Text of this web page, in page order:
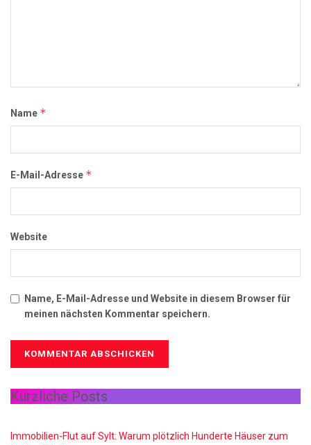
Name *
E-Mail-Adresse *
Website
Name, E-Mail-Adresse und Website in diesem Browser für
meinen nächsten Kommentar speichern.
Kürzliche Posts
Immobilien-Flut auf Sylt: Warum plötzlich Hunderte Häuser zum